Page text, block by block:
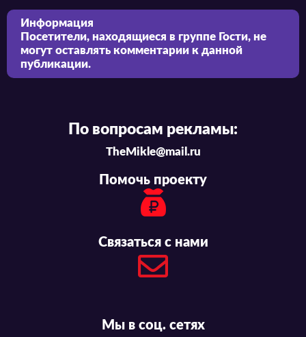
Информация
Посетители, находящиеся в группе Гости, не
могут оставлять комментарии к данной
публикации.
По вопросам рекламы:
TheMikle@mail.ru
Помочь проекту
Связаться с нами
Мы в соц. сетях